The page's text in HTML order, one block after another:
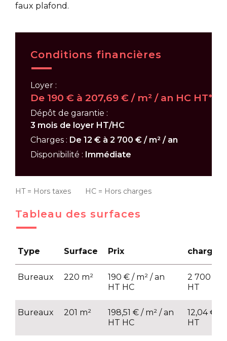
faux plafond.
Conditions financières
Loyer :
De 190 € à 207,69 € / m² / an HC HT*
Dépôt de garantie :
3 mois de loyer HT/HC
Charges : De 12 € à 2 700 € / m² / an
Disponibilité : Immédiate
HT = Hors taxes HC = Hors charges
Tableau des surfaces
Type Surface Prix charges
Bureaux 220 m²
190 € / m² / an
HT HC
2 700 € /
HT
Bureaux 201 m²
198,51 € / m² / an
HT HC
12,04 € /
HT